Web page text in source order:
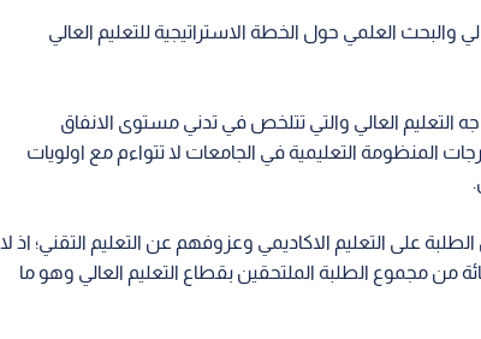
والبحث العلمي حول الخطة الاستراتيجية للتعليم العالي
التعليم العالي والتي تتلخص في تدني مستوى الانفاق
المنظومة التعليمية في الجامعات لا تتواءم مع اولويات
على التعليم الاكاديمي وعزوفهم عن التعليم التقني؛ اذ لا
نسبة الملتحقين ببرامج التعليم التقني 10 بالمائة من مجموع الطلبة الملتحقين بقطاع التعليم العالي وهو ما